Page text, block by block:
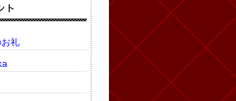
礼